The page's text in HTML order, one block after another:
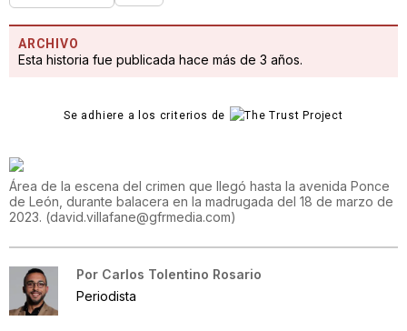
ARCHIVO
Esta historia fue publicada hace más de 3 años.
Se adhiere a los criterios de
Área de la escena del crimen que llegó hasta la avenida Ponce
de León, durante balacera en la madrugada del 18 de marzo de
2023. (david.villafane@gfrmedia.com)
Por Carlos Tolentino Rosario
Periodista